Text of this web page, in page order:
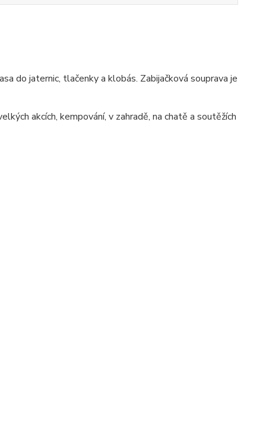
do jaternic, tlačenky a klobás. Zabijačková souprava je
akcích, kempování, v zahradě, na chatě a soutěžích